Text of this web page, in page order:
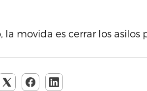
la movida es cerrar los